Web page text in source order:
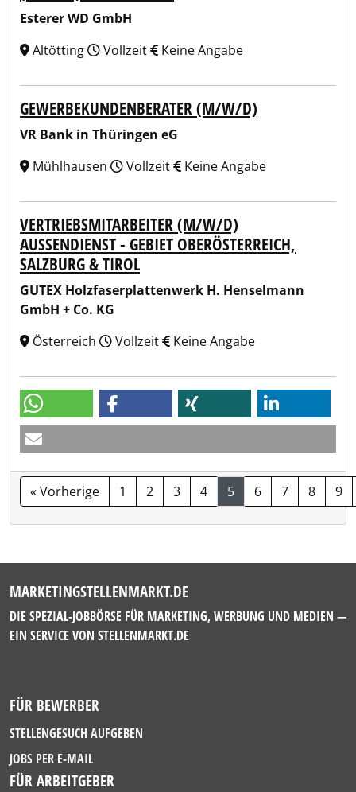
Esterer WD GmbH
Altötting
Vollzeit Keine Angabe
GEWERBEKUNDENBERATER (M/W/D)
VR Bank in Thüringen eG
Mühlhausen
Vollzeit Keine Angabe
VERTRIEBSMITARBEITER (M/W/D)
AUSSENDIENST - GEBIET OBERÖSTERREICH, S
ALZBURG & TIROL
GUTEX Holzfaserplattenwerk H. Henselmann
GmbH + Co. KG
Österreich
Vollzeit Keine Angabe
« Vorherige 1 2 3 4 5 6 7 8 9
MARKETINGSTELLENMARKT.DE
DIE SPEZIAL-JOBBÖRSE FÜR MARKETING, WERBUNG UND MEDIEN —
EIN SERVICE VON STELLENMARKT.DE
FÜR BEWERBER
STELLENGESUCH AUFGEBEN
JOBS PER E-MAIL
FÜR ARBEITGEBER